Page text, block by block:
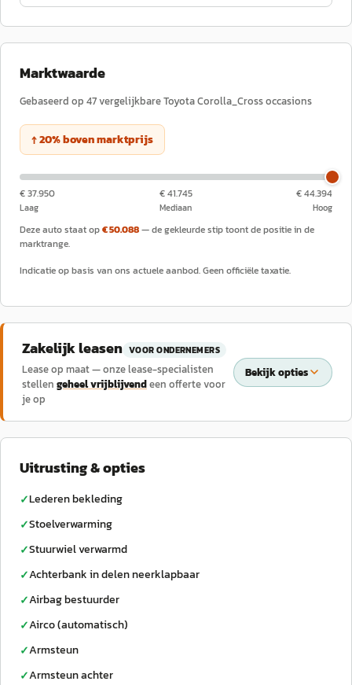
Marktwaarde
Gebaseerd op 47vergelijkbareToyotaCorolla_Crossoccasions
↑20%bovenmarktprijs
€ 37.950
Laag
€ 41.745
Mediaan
€ 44.394
Hoog
Deze auto staat op€ 50.088— de gekleurde stip toont de positie in de
marktrange.
Indicatie op basis van ons actuele aanbod. Geen officiële taxatie.
Zakelijk leasen VOOR ONDERNEMERS
Lease op maat — onze lease-specialisten
stellen geheel vrijblijvendeen offerte voor
je op
Bekijk opties
Uitrusting & opties
✓Lederen bekleding
✓Stoelverwarming
✓Stuurwiel verwarmd
✓Achterbank in delen neerklapbaar
✓Airbag bestuurder
✓Airco (automatisch)
✓Armsteun
✓Armsteun achter